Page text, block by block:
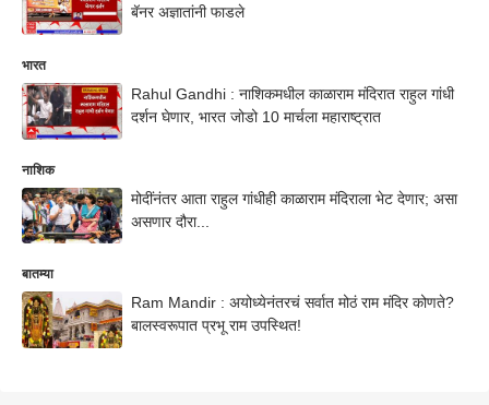
बॅनर अज्ञातांनी फाडले
भारत
Rahul Gandhi : नाशिकमधील काळाराम मंदिरात राहुल गांधी
दर्शन घेणार, भारत जोडो 10 मार्चला महाराष्ट्रात
नाशिक
मोदींनंतर आता राहुल गांधीही काळाराम मंदिराला भेट देणार; असा
असणार दौरा...
बातम्या
Ram Mandir : अयोध्येनंतरचं सर्वात मोठं राम मंदिर कोणते?
बालस्वरूपात प्रभू राम उपस्थित!